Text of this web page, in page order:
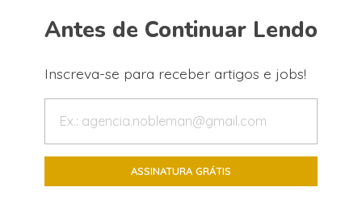
Antes de Continuar Lendo
Inscreva-se para receber artigos e jobs!